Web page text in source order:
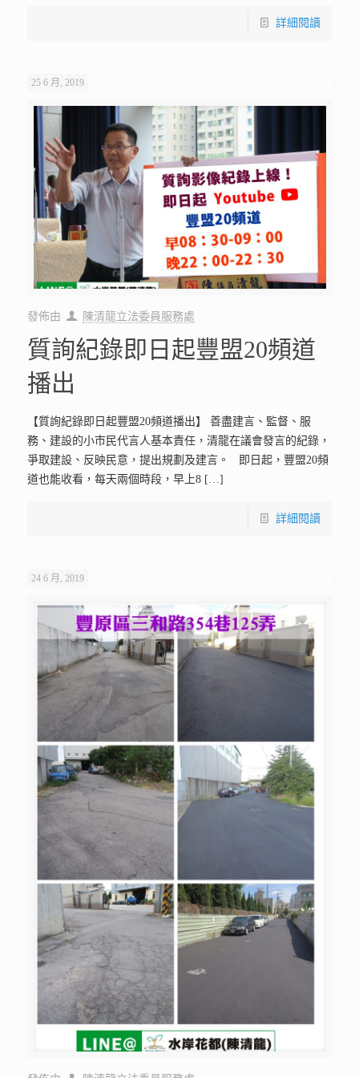
詳細閱讀
25 6 月, 2019
發佈由 陳清龍立法委員服務處
質詢紀錄即日起豐盟20頻道
播出
【質詢紀錄即日起豐盟20頻道播出】 善盡建言、監督、服
務、建設的小市民代言人基本責任，清龍在議會發言的紀錄，
爭取建設、反映民意，提出規劃及建言。 即日起，豐盟20頻
道也能收看，每天兩個時段，早上8[…]
詳細閱讀
24 6 月, 2019